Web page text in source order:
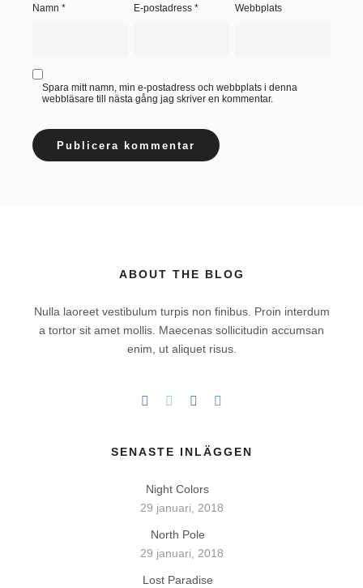
Namn * E-postadress* Webbplats
Spara mitt namn, min e-postadress och webbplats i denna
webbläsare till nästa gång jag skriver en kommentar.
ABOUT THE BLOG
Nulla laoreet vestibulum turpis non finibus. Proin interdum
a tortor sit amet mollis. Maecenas sollicitudin accumsan
enim, ut aliquet risus.
SENASTE INLÄGGEN
Night Colors
29 januari, 2018
North Pole
29 januari, 2018
Lost Paradise